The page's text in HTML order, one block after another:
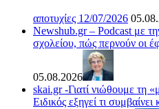
αποτυχίες 12/07/2026
Newshub.gr – Podcast με
σχολείου, πώς περνούν οι
05.08.2026
skai.gr -Γιατί νιώθουμε τη
Ειδικός εξηγεί τι